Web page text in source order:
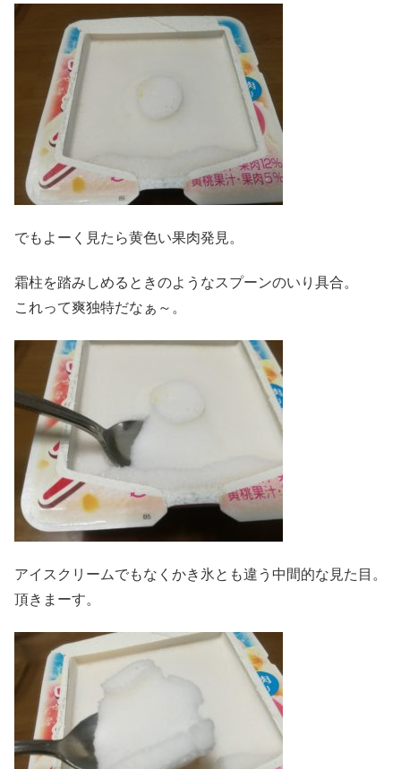
でもよーく見たら黄色い果肉発見。
霜柱を踏みしめるときのようなスプーンのいり具合。
これって爽独特だなぁ～。
アイスクリームでもなくかき氷とも違う中間的な見た目。
頂きまーす。